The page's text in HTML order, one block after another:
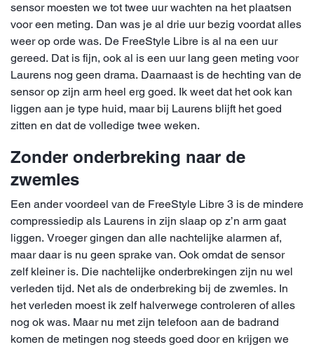
sensor moesten we tot twee uur wachten na het plaatsen
voor een meting. Dan was je al drie uur bezig voordat alles
weer op orde was. De FreeStyle Libre is al na een uur
gereed. Dat is fijn, ook al is een uur lang geen meting voor
Laurens nog geen drama. Daarnaast is de hechting van de
sensor op zijn arm heel erg goed. Ik weet dat het ook kan
liggen aan je type huid, maar bij Laurens blijft het goed
zitten en dat de volledige twee weken.
Zonder onderbreking naar de
zwemles
Een ander voordeel van de FreeStyle Libre 3 is de mindere
compressiedip als Laurens in zijn slaap op z’n arm gaat
liggen. Vroeger gingen dan alle nachtelijke alarmen af,
maar daar is nu geen sprake van. Ook omdat de sensor
zelf kleiner is. Die nachtelijke onderbrekingen zijn nu wel
verleden tijd. Net als de onderbreking bij de zwemles. In
het verleden moest ik zelf halverwege controleren of alles
nog ok was. Maar nu met zijn telefoon aan de badrand
komen de metingen nog steeds goed door en krijgen we